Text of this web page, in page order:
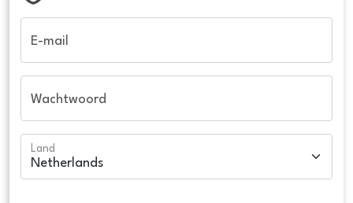
E-mail
Wachtwoord
Land